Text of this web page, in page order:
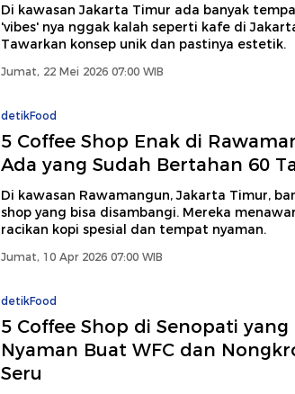
Di kawasan Jakarta Timur ada banyak
'vibes' nya nggak kalah seperti kafe di
Tawarkan konsep unik dan pastinya estetik.
Jumat, 22 Mei 2026 07:00 WIB
detikFood
5 Coffee Shop Enak di
Ada yang Sudah Bertahan 60
Di kawasan Rawamangun, Jakarta Timur,
shop yang bisa disambangi. Mereka
racikan kopi spesial dan tempat nyaman.
Jumat, 10 Apr 2026 07:00 WIB
detikFood
5 Coffee Shop di Senopati yang
Nyaman Buat WFC dan
Seru